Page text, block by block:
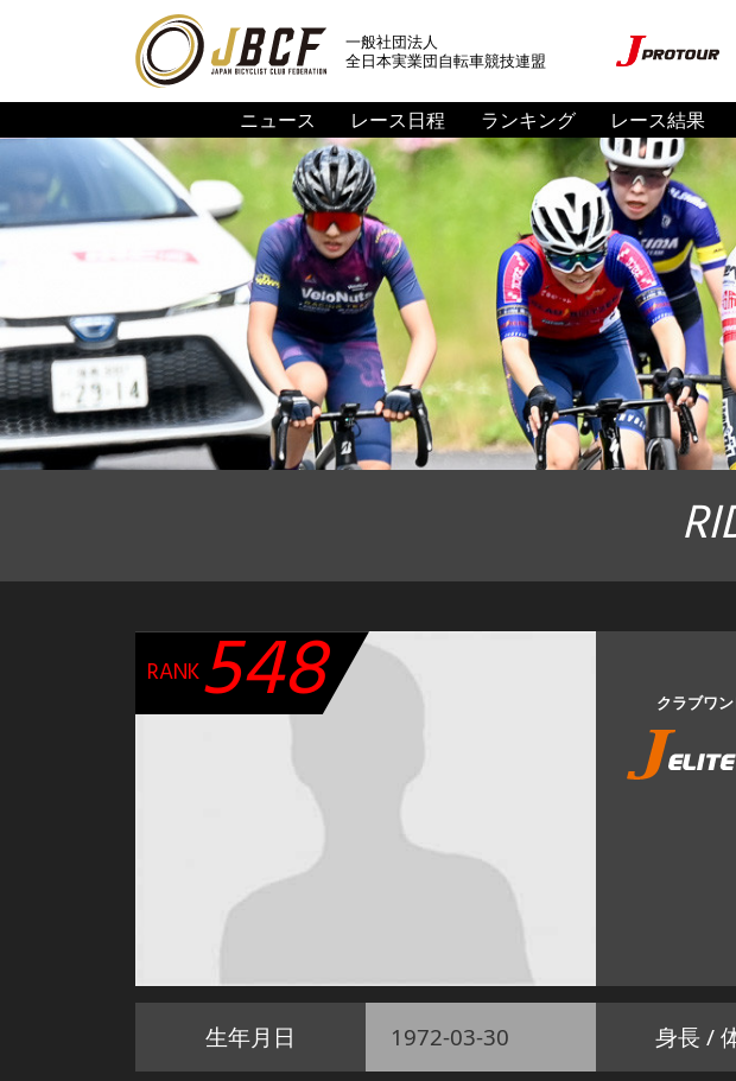
一般社団法人
全日本実業団自転車競技連盟
ニュース レース日程 ランキング レース結果
RANK548 クラブワ
生年月日 1972-03-30 身長 /